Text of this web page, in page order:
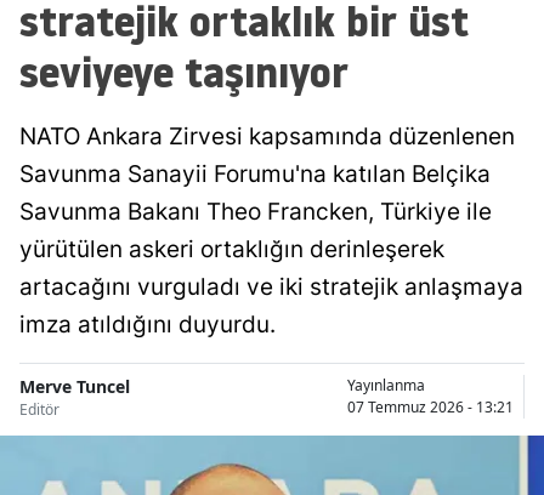
stratejik ortaklık bir üst
seviyeye taşınıyor
NATO Ankara Zirvesi kapsamında düzenlenen
Savunma Sanayii Forumu'na katılan Belçika
Savunma Bakanı Theo Francken, Türkiye ile
yürütülen askeri ortaklığın derinleşerek
artacağını vurguladı ve iki stratejik anlaşmaya
imza atıldığını duyurdu.
Merve Tuncel
Editör
Yayınlanma
07 Temmuz 2026 - 13:21